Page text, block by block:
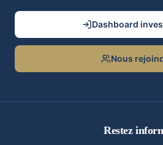
Dashboard
Nous
Restez